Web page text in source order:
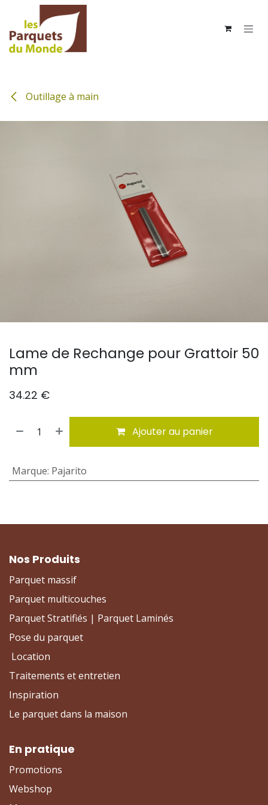
Se rendre au contenu
Outillage à main
Lame de Rechange pour Grattoir 50
mm
34.22 €
Ajouter au panier
Marque: Pajarito
Nos Produits
Parquet massif
Parquet multicouches
Parquet Stratifiés | Parquet Laminés
Pose du parquet
Location
Traitements et entretien
Inspiration
Le parquet dans la maison
En pratique
Promotions
Webshop